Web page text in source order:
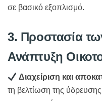
σε βασικό εξοπλισμό.
3. Προστασία
Ανάπτυξη
Διαχείριση και
τη βελτίωση της